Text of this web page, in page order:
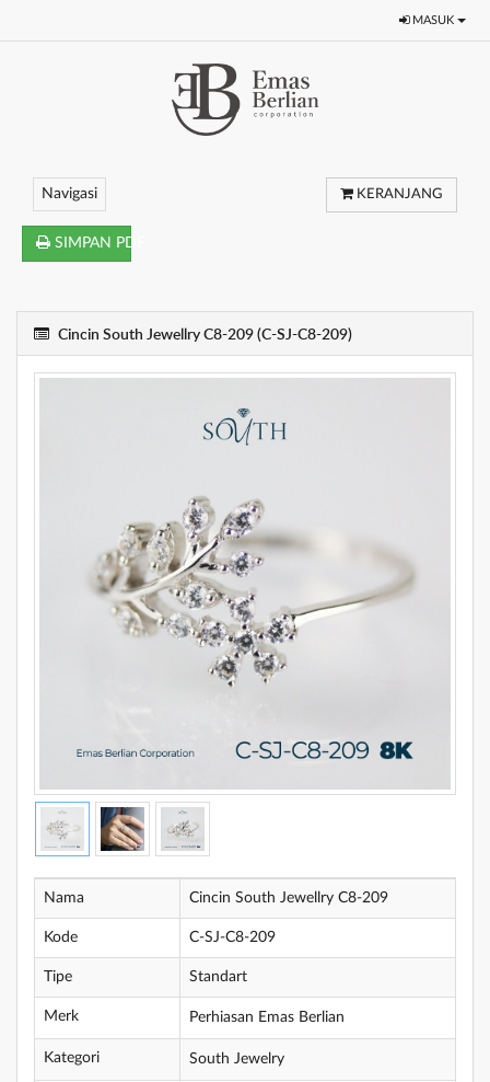
MASUK
Navigasi KERANJANG
SIMPAN PDF
Cincin South Jewellry C8-209 (C-SJ-C8-209)
Nama Cincin South Jewellry C8-209
Kode C-SJ-C8-209
Tipe Standart
Merk Perhiasan Emas Berlian
Kategori South Jewelry